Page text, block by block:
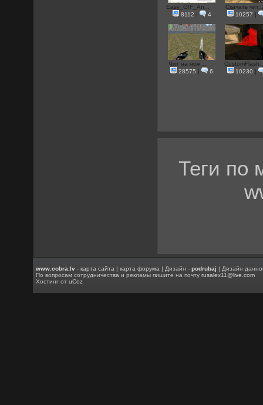
Easy_GIF_An...
8112 | 4
Скачать
10257 |
Чит на нож ...
28575 | 6
10230 |
Теги по
www.cobra.lv -карта сайта |карта форума | Дизайн -podrubaj | Дизайн
По вопросам сотрудничества и рекламы пишите на почтуrusalex11@live.com
Хостинг отuCoz